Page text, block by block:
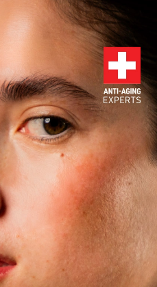
& balm
devices
hydration
hydration devices
Whitening Set
device & 18% PAP gel
toothbrushes
anti-aging set
primer
& décolleté LED mask
hand mask
Serum
probiotic serum
Red Light Therapy
Light Serum
Pro Max
hair removal device
身体护理
toning
brush
plus
LED therapy
& lips
smoothing device
预计送达日期8/11/26
预计送达日期8/11/26
8/11/26
预计送达日期8/11/26
预计送达日期 8/11/26
预计送达日期 8/15/26
预计送达日期8/11/26
预计送达日期 8/15/26
预计送达日期 8/11/26